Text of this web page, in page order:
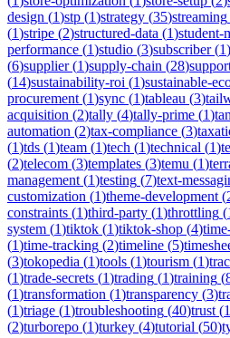
design (1)stp (1)strategy (35)streaming
(1)stripe (2)structured-data (1)student-
performance (1)studio (3)subscriber(1)
(6)supplier(1)supply-chain (28)
(14)sustainability-roi (1)sustainable-
procurement (1)sync (1)tableau (3)
acquisition (2)tally (4)tally-prime (1)
automation (2)tax-compliance (3)
(1)tds (1)team (1)tech (1)technical (1)
(2)telecom (3)templates (3)temu (1)
management (1)testing (7)text-
customization (1)theme-development (
constraints (1)third-party (1)throttling (
system (1)tiktok (1)tiktok-shop (4)
(1)time-tracking (2)timeline (5)
(3)tokopedia (1)tools (1)tourism (1)
(1)trade-secrets (1)trading (1)training (
(1)transformation (1)transparency (3)
(1)triage (1)troubleshooting (40)trust (1
(2)turborepo (1)turkey (4)tutorial (50)